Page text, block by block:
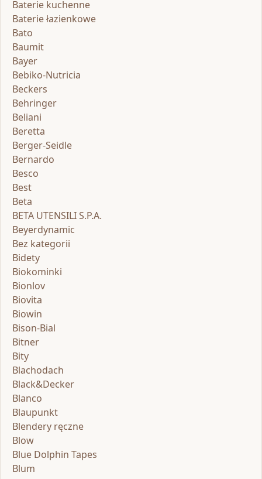
Baterie kuchenne
Baterie łazienkowe
Bato
Baumit
Bayer
Bebiko-Nutricia
Beckers
Behringer
Beliani
Beretta
Berger-Seidle
Bernardo
Besco
Best
Beta
BETA UTENSILI S.P.A.
Beyerdynamic
Bez kategorii
Bidety
Biokominki
Bionlov
Biovita
Biowin
Bison-Bial
Bitner
Bity
Blachodach
Black&Decker
Blanco
Blaupunkt
Blendery ręczne
Blow
Blue Dolphin Tapes
Blum